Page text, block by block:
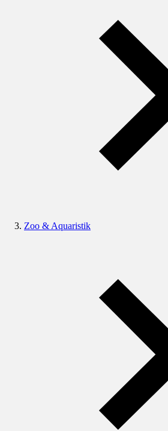
Zoo & Aquaristik